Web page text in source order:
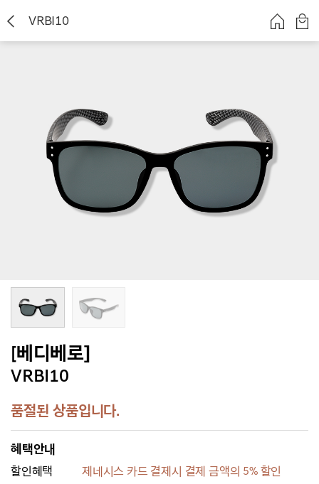
VRBI10
[베디베로]
VRBI10
품절된 상품입니다.
혜택안내
할인혜택
제네시스 카드 결제시 결제 금액의 5% 할인